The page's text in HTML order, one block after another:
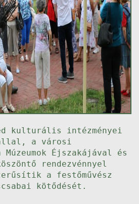
kulturális intézményei
a városi
Múzeumok Éjszakájával és
rendezvénnyel
a festőművész
kötődését.